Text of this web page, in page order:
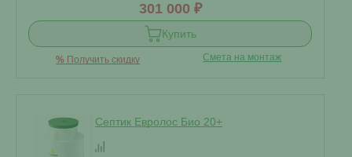
301 000 ₽
Купить
% Получить скидку Смета на монтаж
Септик Евролос Био 20+